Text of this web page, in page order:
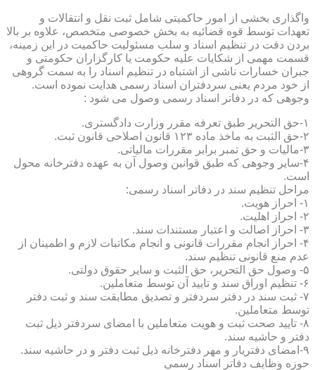
واگذاری بخشی از امور حاکمیتی شامل ثبت نقل و انتقالات و
تعهدات توسط قوه قضائیه به بخش خصوصی متخصص، علاوه بر بالا
بردن دقت در تنظیم اسناد و سلب مسئولیت حاکمیت در این زمینه،
قسمت مهمی از شکایات علیه حکومت یا کارگزاران حکومتی و
جبران خسارات ناشی از اشتباه در تنظیم اسناد را به سمت گروهی
از خود مردم یعنی سردفتران اسناد رسمی هدایت نموده است.
وجوهی که در دفاتر اسناد رسمی وصول می شود :
۱-حق التحریر طبق تعرفه مقرر وزارت دادگستری.
۲-حق الثبت به ماخذ ماده ۱۲۳ قانون اصلاحی قانون ثبت.
۳-مالیات و حق تمبر برابر مقررات مالیاتی.
۴-سایر وجوهی که طبق قوانین وصول آن به عهده دفترخانه محول
است.
مراحل تنظیم سند در دفاتر اسناد رسمی:
۱- احراز هویت.
۲- احراز اهلیت.
۳- احراز اصالت و اعتبار مستندات سند.
۴- احراز انجام مقررات قانونی و انجام مکاتبات لازم و اطمینان از
عدم منع قانونی تنظیم سند.
۵- وصول حق التحریر، حق الثبت و سایر حقوق دولتی.
۶- تنظیم اوراق سند و تایید آن توسط متعاملین.
۷- ثبت سند در دفتر سردفتر و تصدیق مطابقت سند و ثبت دفتر
توسط متعاملین.
۸- تایید صحت ثبت و هویت متعاملین با امضای سردفتر ذیل ثبت
دفتر و حاشیه سند.
۹-امضای دفتریار و مهر دفترخانه ذیل ثبت دفتر و در حاشیه سند.
حوزه وظایف دفاتر اسناد رسمی